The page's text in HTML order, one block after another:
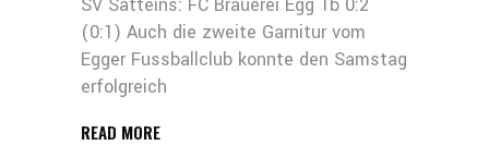
(0:1) Auch die zweite Garnitur vom
Egger Fussballclub konnte den Samstag
erfolgreich
READ MORE